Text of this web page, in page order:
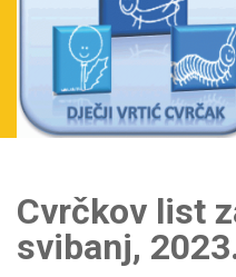
Cvrčkov list
svibanj,